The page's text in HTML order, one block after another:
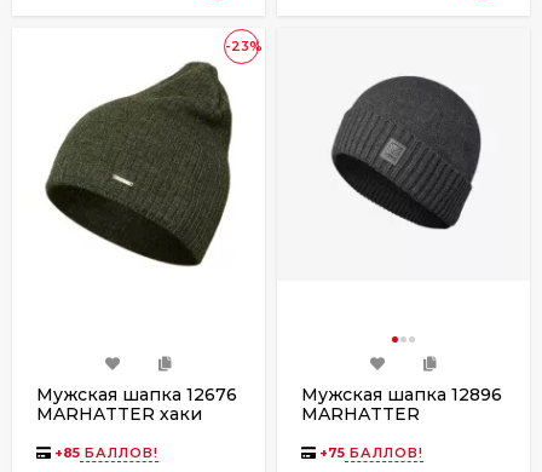
-23%
Мужская шапка 12676
MARHATTER хаки
+85 БАЛЛОВ!
Мужская шапка 12896
MARHATTER
+75 БАЛЛОВ!